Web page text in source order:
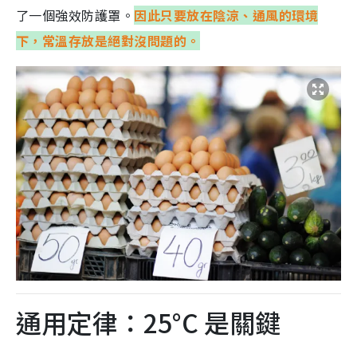
了一個強效防護罩。 因此只要放在陰涼、通風的環境
下，常溫存放是絕對沒問題的。
通用定律：25°C 是關鍵